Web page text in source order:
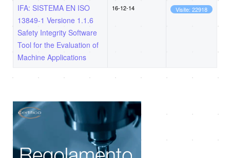
IFA: SISTEMA EN ISO
13849-1 Versione 1.1.6
Safety Integrity Software
Tool for the Evaluation of
Machine Applications
16-12-14 Visite: 22918